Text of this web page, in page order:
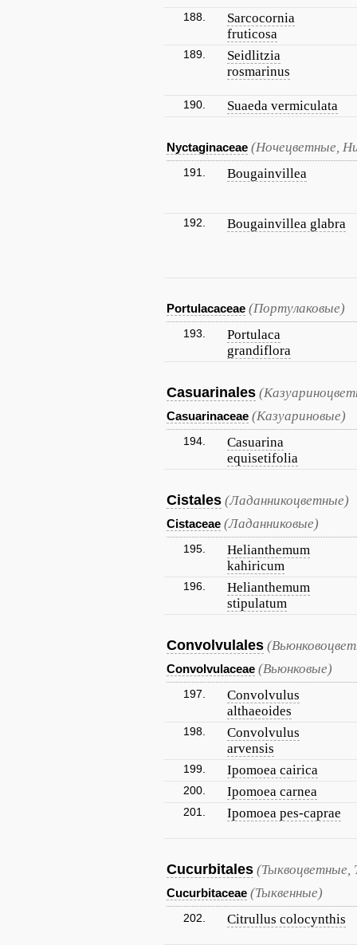
188.
Sarcocornia
fruticosa
189.
Seidlitzia
rosmarinus
190. Suaeda vermiculata
Nyctaginaceae (Ночецветные,
191. Bougainvillea
192. Bougainvillea glabra
Portulacaceae (Портулаковые)
193.
Portulaca
grandiflora
Casuarinales
Casuarinaceae (Казуариновые)
194.
Casuarina
equisetifolia
Cistales (Ладанникоцветные)
Cistaceae (Ладанниковые)
195.
Helianthemum
kahiricum
196.
Helianthemum
stipulatum
Convolvulales
Convolvulaceae (Вьюнковые)
197.
Convolvulus
althaeoides
198.
Convolvulus
arvensis
199. Ipomoea cairica
200. Ipomoea carnea
201. Ipomoea pes-caprae
Cucurbitales (Тыквоцветные,
Cucurbitaceae (Тыквенные)
202. Citrullus colocynthis